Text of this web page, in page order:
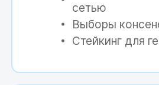
сетью
Выборы
Стейкинг для